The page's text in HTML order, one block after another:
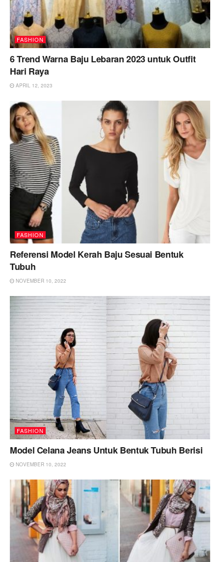
FASHION
6 Trend Warna Baju Lebaran 2023 untuk Outfit
Hari Raya
APRIL 12, 2023
FASHION
Referensi Model Kerah Baju Sesuai Bentuk
Tubuh
NOVEMBER 10, 2022
FASHION
Model Celana Jeans Untuk Bentuk Tubuh Berisi
NOVEMBER 10, 2022